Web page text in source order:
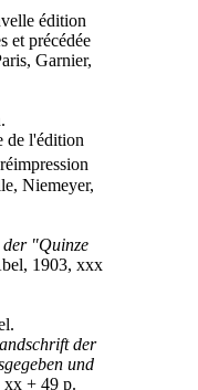
édition
et précédée
Garnier,
de l'édition
Niemeyer,
"Quinze
1903, xxx
der
und
+ 49 p.